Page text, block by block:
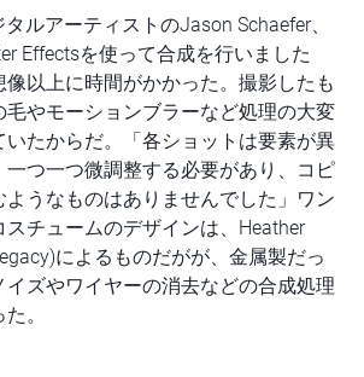
ルアーティストのJason Schaefer、
Effectsを使って合成を行いました
像以上に時間がかかった。撮影したも
毛やモーションブラーなど処理の大変
いたからだ。「各ショットは要素が異
一つ一つ微調整する必要があり、コピ
ようなものはありませんでした」ワン
スチュームのデザインは、Heather
によるものだがが、金属製だっ
イズやワイヤーの消去などの合成処理
。